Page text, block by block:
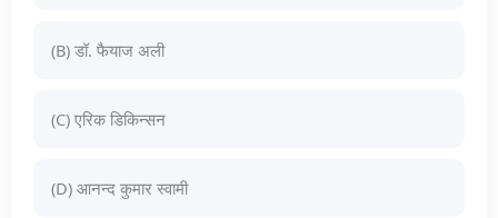
(B) डॉ. फैयाज अली
(C) एरिक डिकिन्सन
(D) आनन्द कुमार स्वामी